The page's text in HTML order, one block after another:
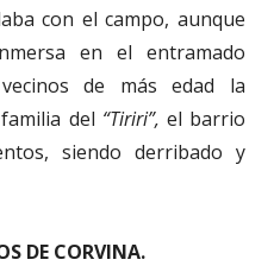
con el campo, aunque
en el entramado
de más edad la
del “Tiriri”, el barrio
siendo derribado y
DE CORVINA.